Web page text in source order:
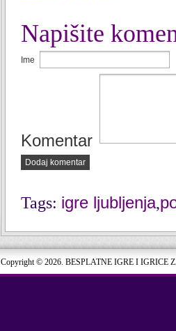
Napišite
Ime
Komentar
Dodaj komentar
Tags: igre ljubljenja,
Copyright © 2026. BESPLATNE IGRE I IGRICE